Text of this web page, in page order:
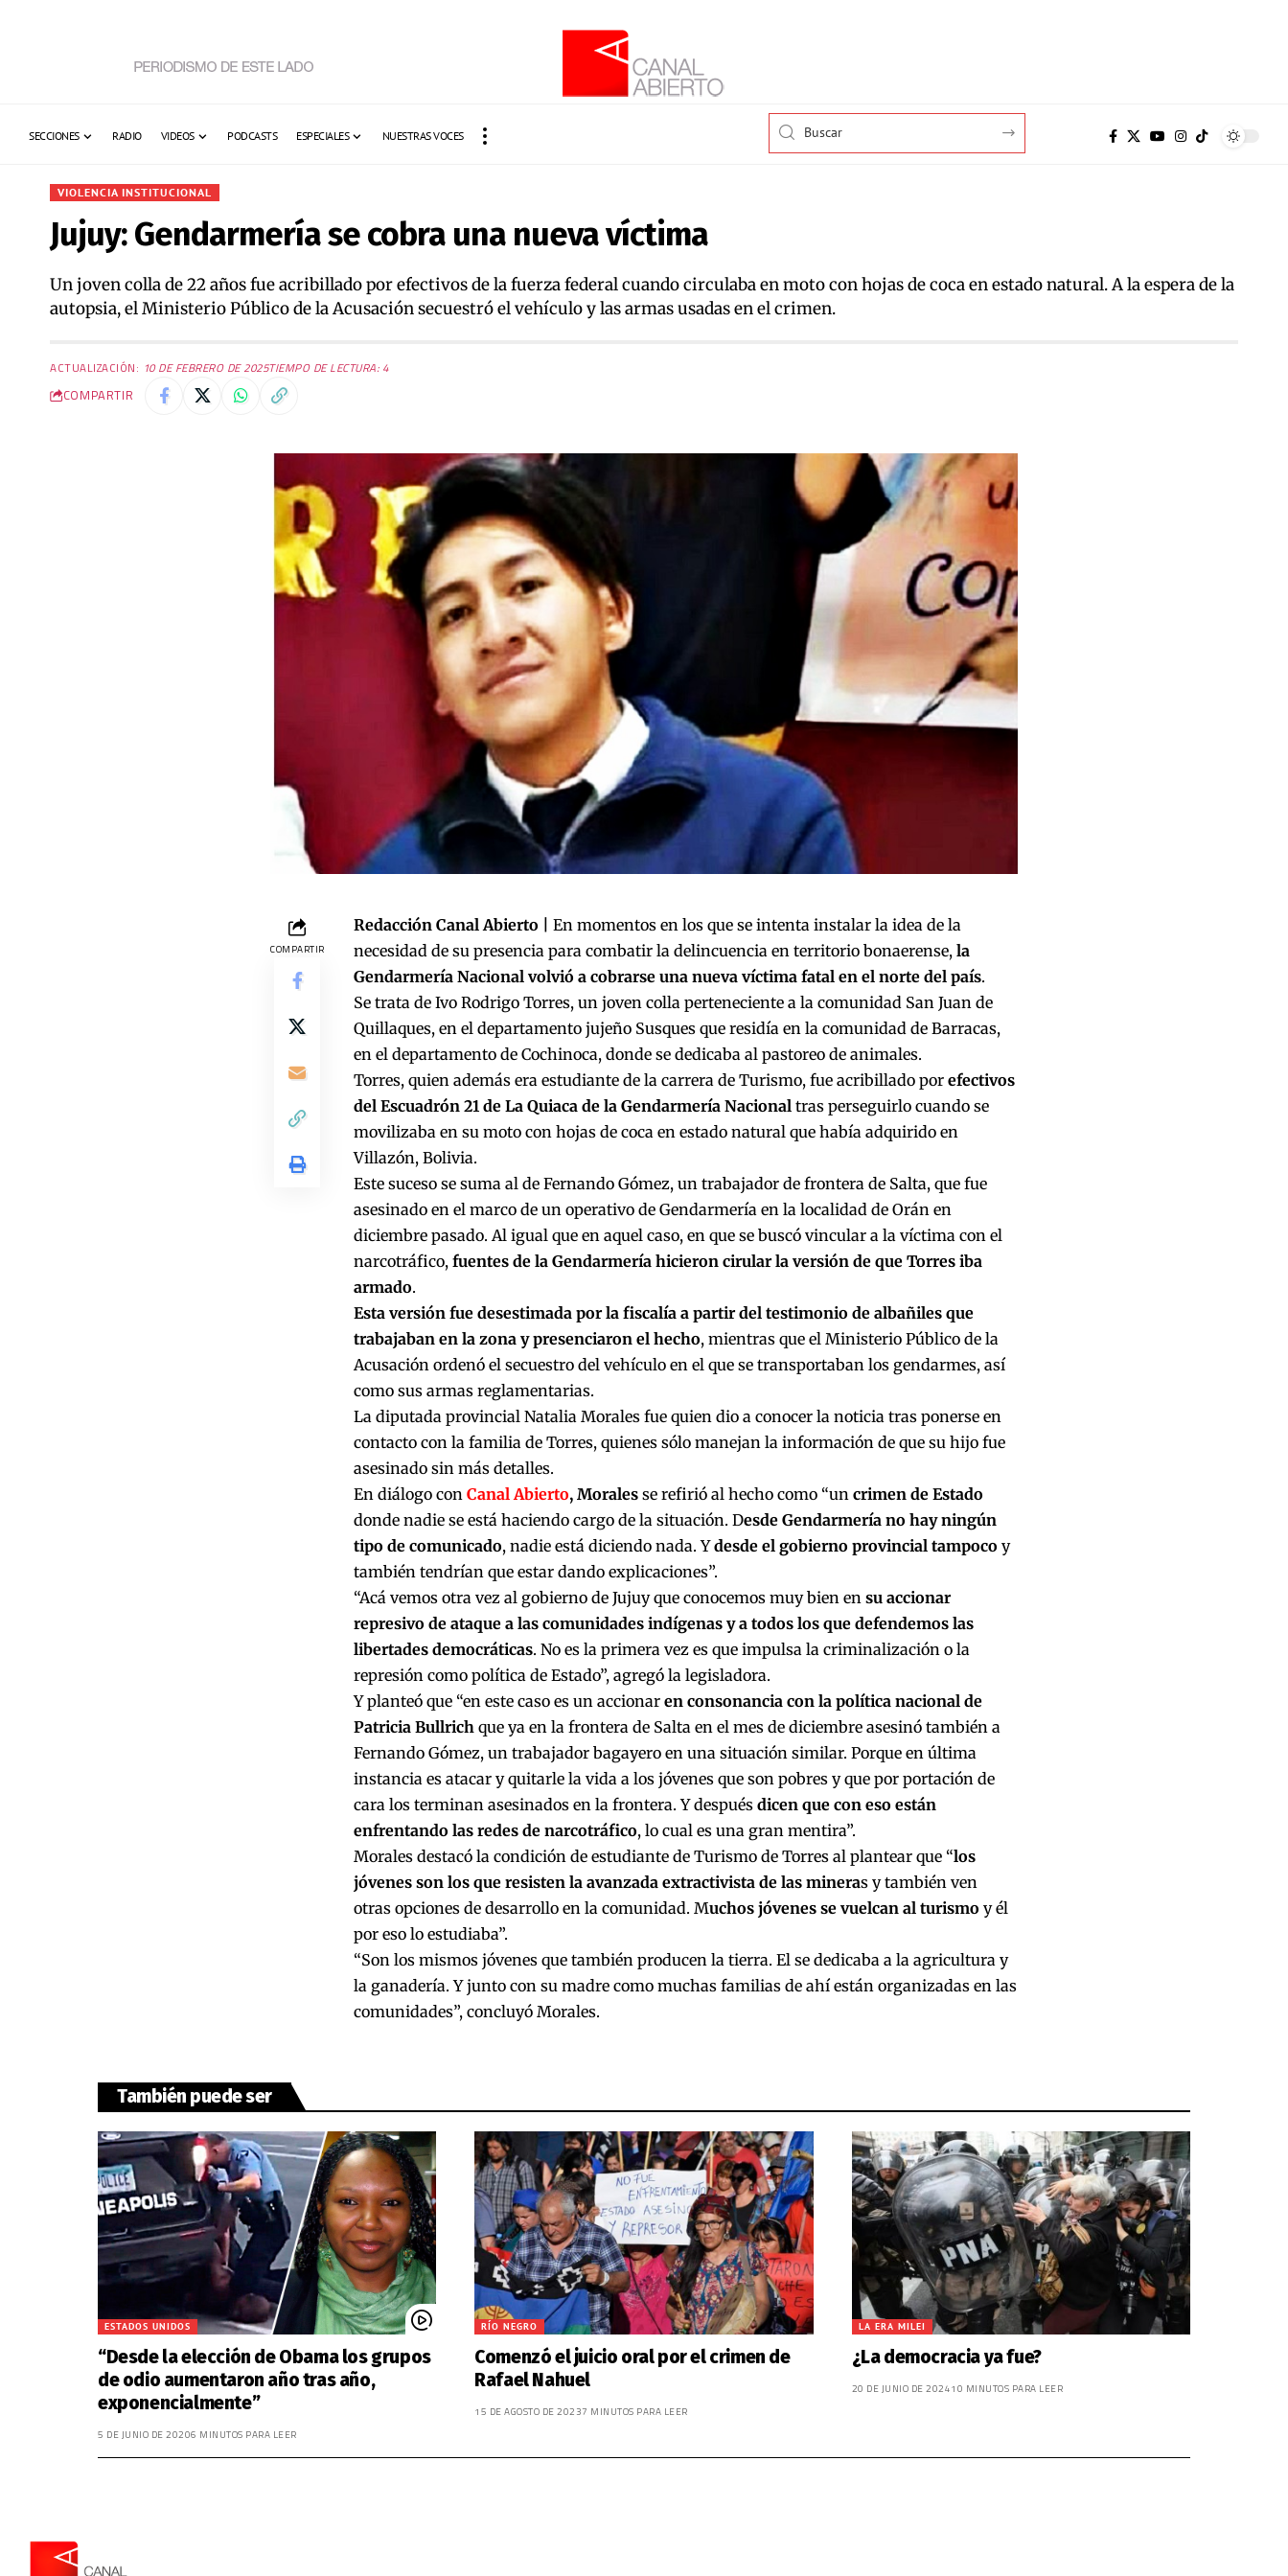
SECCIONES RADIO VIDEOS PODCASTS ESPECIALES NUESTRAS VOCES
VIOLENCIA INSTITUCIONAL
Jujuy: Gendarmería se cobra una nueva víctima
Un joven colla de 22 años fue acribillado por efectivos de la fuerza federal cuando circulaba en moto con hojas de coca en estado natural. A la espera de la
autopsia, el Ministerio Público de la Acusación secuestró el vehículo y las armas usadas en el crimen.
ACTUALIZACIÓN: 10 DE FEBRERO DE 2025TIEMPO DE LECTURA: 4
COMPARTIR
COMPARTIR
Redacción Canal Abierto | En momentos en los que se intenta instalar la idea de la
necesidad de su presencia para combatir la delincuencia en territorio bonaerense, la
Gendarmería Nacional volvió a cobrarse una nueva víctima fatal en el norte del país.
Se trata de Ivo Rodrigo Torres, un joven colla perteneciente a la comunidad San Juan de
Quillaques, en el departamento jujeño Susques que residía en la comunidad de Barracas,
en el departamento de Cochinoca, donde se dedicaba al pastoreo de animales.
Torres, quien además era estudiante de la carrera de Turismo, fue acribillado por efectivos
del Escuadrón 21 de La Quiaca de la Gendarmería Nacional tras perseguirlo cuando se
movilizaba en su moto con hojas de coca en estado natural que había adquirido en
Villazón, Bolivia.
Este suceso se suma al de Fernando Gómez, un trabajador de frontera de Salta, que fue
asesinado en el marco de un operativo de Gendarmería en la localidad de Orán en
diciembre pasado. Al igual que en aquel caso, en que se buscó vincular a la víctima con el
narcotráfico, fuentes de la Gendarmería hicieron cirular la versión de que Torres iba
armado.
Esta versión fue desestimada por la fiscalía a partir del testimonio de albañiles que
trabajaban en la zona y presenciaron el hecho, mientras que el Ministerio Público de la
Acusación ordenó el secuestro del vehículo en el que se transportaban los gendarmes, así
como sus armas reglamentarias.
La diputada provincial Natalia Morales fue quien dio a conocer la noticia tras ponerse en
contacto con la familia de Torres, quienes sólo manejan la información de que su hijo fue
asesinado sin más detalles.
En diálogo con Canal Abierto, Moralesse refirió al hecho como “un crimen de Estado
donde nadie se está haciendo cargo de la situación. Desde Gendarmería no hay ningún
tipo de comunicado, nadie está diciendo nada. Ydesde el gobierno provincial tampoco y
también tendrían que estar dando explicaciones”.
“Acá vemos otra vez al gobierno de Jujuy que conocemos muy bien en su accionar
represivo de ataque a las comunidades indígenas y a todos los que defendemos las
libertades democráticas. No es la primera vez es que impulsa la criminalización o la
represión como política de Estado”, agregó la legisladora.
Y planteó que “en este caso es un accionar en consonancia con la política nacional de
Patricia Bullrich que ya en la frontera de Salta en el mes de diciembre asesinó también a
Fernando Gómez, un trabajador bagayero en una situación similar. Porque en última
instancia es atacar y quitarle la vida a los jóvenes que son pobres y que por portación de
cara los terminan asesinados en la frontera. Y después dicen que con eso están
enfrentando las redes de narcotráfico, lo cual es una gran mentira”.
Morales destacó la condición de estudiante de Turismo de Torres al plantear que “los
jóvenes son los que resisten la avanzada extractivista de las mineras y también ven
otras opciones de desarrollo en la comunidad. Muchos jóvenes se vuelcan al turismo y él
por eso lo estudiaba”.
“Son los mismos jóvenes que también producen la tierra. El se dedicaba a la agricultura y
la ganadería. Y junto con su madre como muchas familias de ahí están organizadas en las
comunidades”, concluyó Morales.
También puede ser
ESTADOS UNIDOS
“Desde la elección de Obama los grupos
de odio aumentaron año tras año,
exponencialmente”
5 DE JUNIO DE 20206 MINUTOS PARA LEER
RÍO NEGRO
Comenzó el juicio oral por el crimen de
Rafael Nahuel
15 DE AGOSTO DE 20237 MINUTOS PARA LEER
LA ERA MILEI
¿La democracia ya fue?
20 DE JUNIO DE 202410 MINUTOS PARA LEER